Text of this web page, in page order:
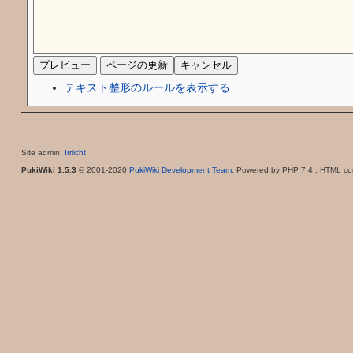
テキスト整形のルールを表示する
Site admin: Irrlicht
PukiWiki 1.5.3 © 2001-2020 PukiWiki Development Team. Powered by PHP 7.4 : HTML